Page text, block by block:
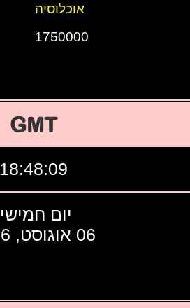
אוכלוסיה
1750000
GMT
18:48:10
יום
06 אוגוסט, 2026